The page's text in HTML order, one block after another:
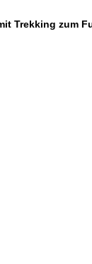
Trekking zum